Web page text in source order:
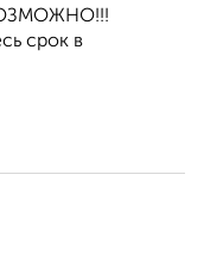
срок в